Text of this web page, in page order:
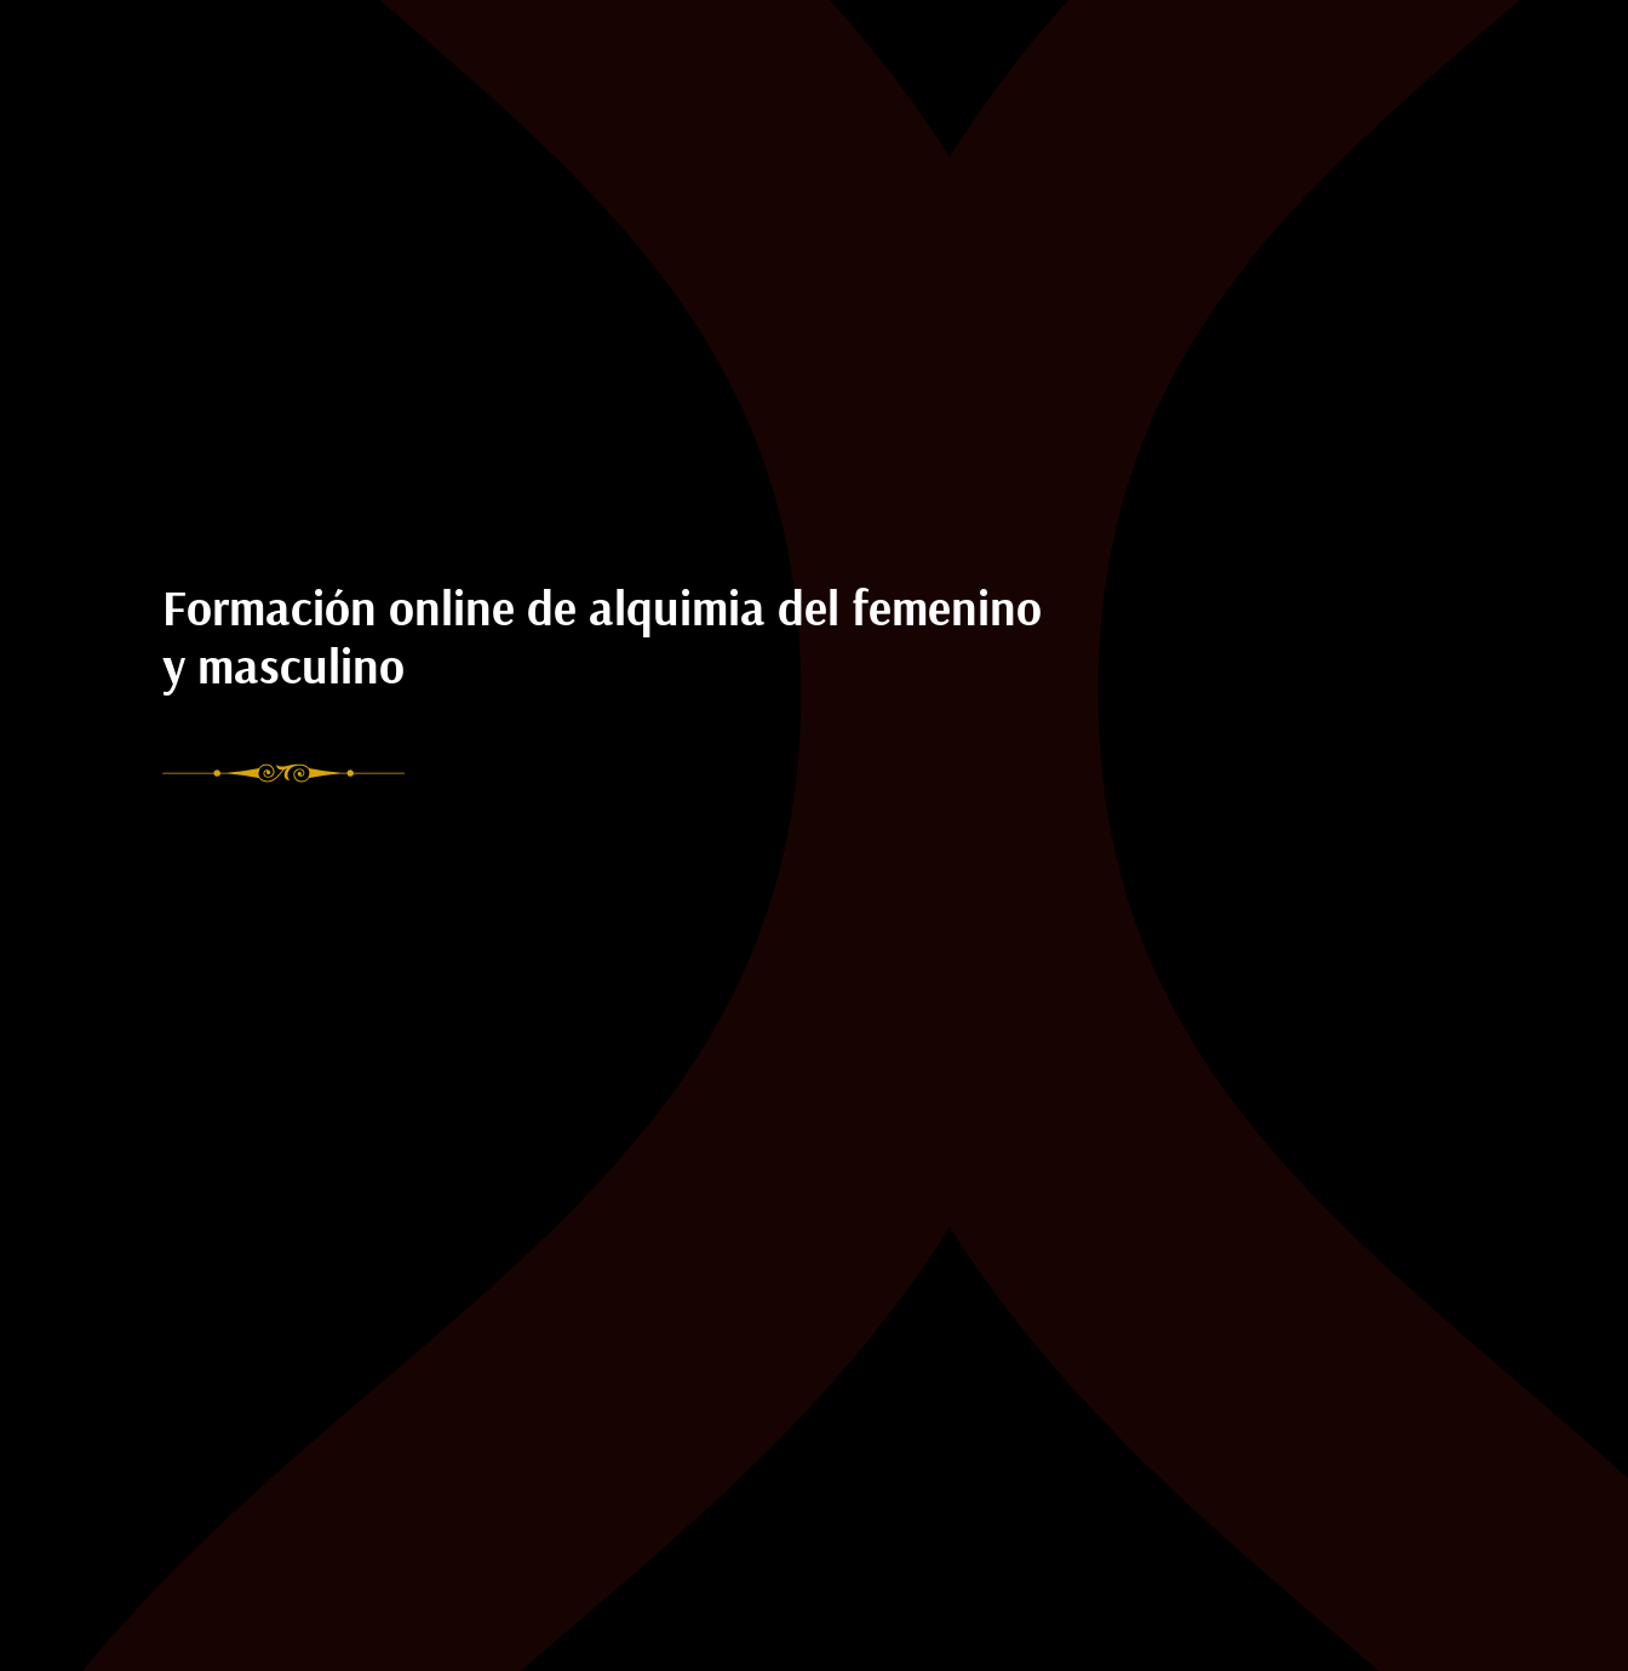
Formación online de alquimia del femenino
y masculino